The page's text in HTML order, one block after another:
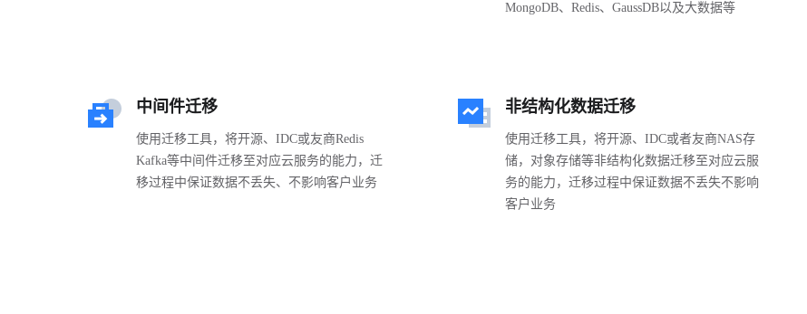
MongoDB、Redis、GaussDB以及大数据等
中间件迁移
使用迁移工具，将开源、IDC或友商Redis
Kafka等中间件迁移至对应云服务的能力，迁
移过程中保证数据不丢失、不影响客户业务
非结构化数据迁移
使用迁移工具，将开源、IDC或者友商NAS存
储，对象存储等非结构化数据迁移至对应云服
务的能力，迁移过程中保证数据不丢失不影响
客户业务